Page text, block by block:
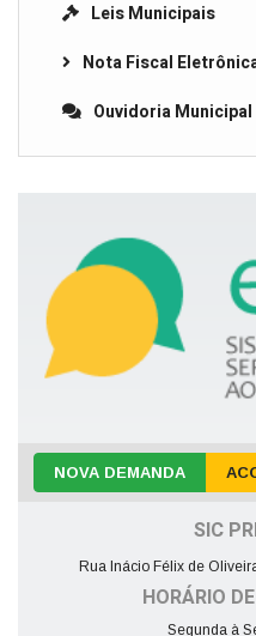
Leis Municipais
Nota Fiscal
Ouvidoria Municipal
NOVA DEMANDA
SIC
Rua Inácio Félix de
HORÁRIO
Segunda à